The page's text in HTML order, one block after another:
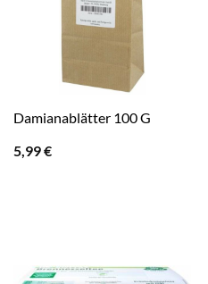
Damianablätter 100 G
5,99€